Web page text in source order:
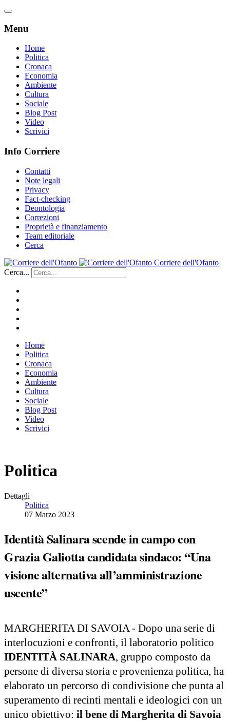
Menu
Home
Politica
Cronaca
Economia
Ambiente
Cultura
Sociale
Blog Post
Video
Scrivici
Info Corriere
Contatti
Note legali
Privacy
Fact-checking
Deontologia
Correzioni
Proprietà e finanziamento
Team editoriale
Cerca
Corriere dell'Ofanto
Cerca...
Home
Politica
Cronaca
Economia
Ambiente
Cultura
Sociale
Blog Post
Video
Scrivici
Politica
Dettagli
Politica
07 Marzo 2023
Identità Salinara scende in campo con
Grazia Galiotta candidata sindaco: “Una
visione alternativa all’amministrazione
uscente”
MARGHERITA DI SAVOIA - Dopo una serie di
interlocuzioni e confronti, il laboratorio politico
IDENTITÀ SALINARA, gruppo composto da
persone di diversa storia e provenienza politica, ha
elaborato un percorso di condivisione che punta al
superamento di recinti mentali e ideologici con un
unico obiettivo: il bene di Margherita di Savoia